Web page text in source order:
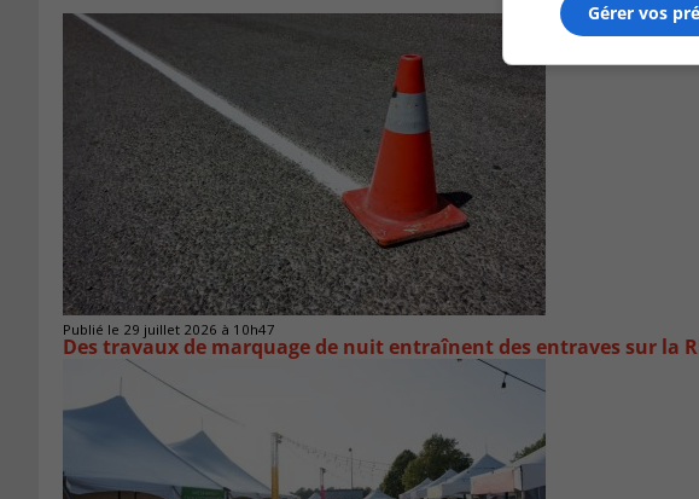
Publié le 29 juillet 2026 à 10h47
Des travaux de marquage de nuit entraînent des entraves sur la
Gérer vos